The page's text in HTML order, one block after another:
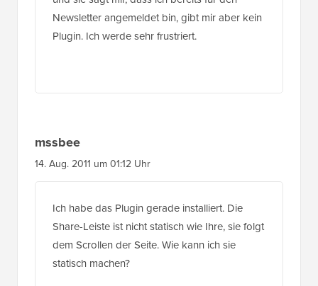
Newsletter angemeldet bin, gibt mir aber kein
Plugin. Ich werde sehr frustriert.
mssbee
14. Aug. 2011 um 01:12 Uhr
Ich habe das Plugin gerade installiert. Die
Share-Leiste ist nicht statisch wie Ihre, sie folgt
dem Scrollen der Seite. Wie kann ich sie
statisch machen?